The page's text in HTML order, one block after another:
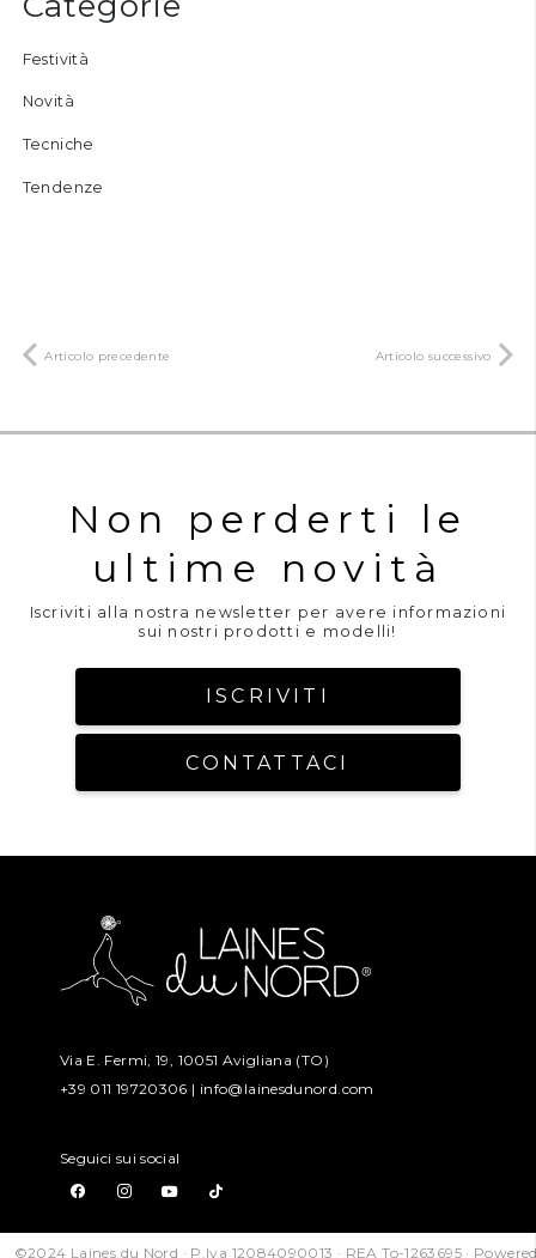
Festività
Novità
Tecniche
Tendenze
Articolo precedente Articolo successivo
Non perderti le
ultime novità
Iscriviti alla nostra newsletter per avere informazioni
sui nostri prodotti e modelli!
ISCRIVITI
CONTATTACI
Via E. Fermi, 19, 10051 Avigliana (TO)
+39 011 19720306 | info@lainesdunord.com
Seguici sui social
©2024 Laines du Nord · P.Iva 12084090013 · REA To-1263695 ·